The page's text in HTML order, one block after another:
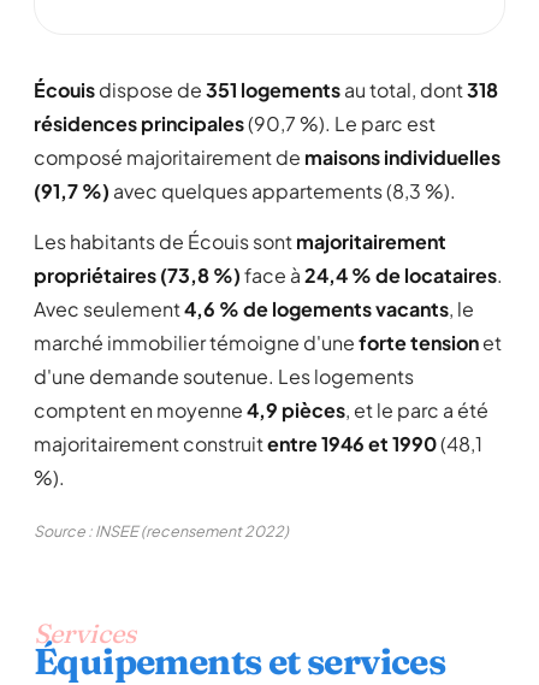
Écouisdispose de351 logementsau total, dont318
résidences principales(90,7 %). Le parc est
composé majoritairement de maisons individuelles
(91,7 %) avec quelques appartements (8,3 %).
Les habitants de Écouis sontmajoritairement
propriétaires (73,8 %)face à24,4 % de locataires.
Avec seulement4,6 % de logements vacants, le
marché immobilier témoigne d'uneforte tensionet
d'une demande soutenue. Les logements
comptent en moyenne4,9 pièces, et le parc a été
majoritairement construitentre 1946 et 1990(48,1
%).
Source : INSEE (recensement 2022)
Services
Équipements et services